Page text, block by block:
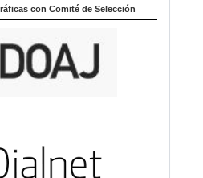
con Comité de Selección